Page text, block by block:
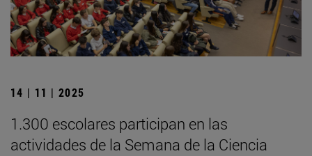
14 | 11 | 2025
1.300 escolares participan en las
actividades de la Semana de la Ciencia